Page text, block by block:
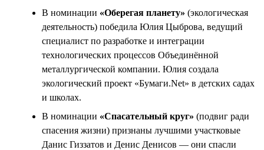
В номинации «Оберегая планету» (экологическая
деятельность) победила Юлия Цыброва, ведущий
специалист по разработке и интеграции
технологических процессов Объединённой
металлургической компании. Юлия создала
экологический проект «Бумаги.Net» в детских садах
и школах.
В номинации «Спасательный круг» (подвиг ради
спасения жизни) признаны лучшими участковые
Данис Гиззатов и Денис Денисов — они спасли